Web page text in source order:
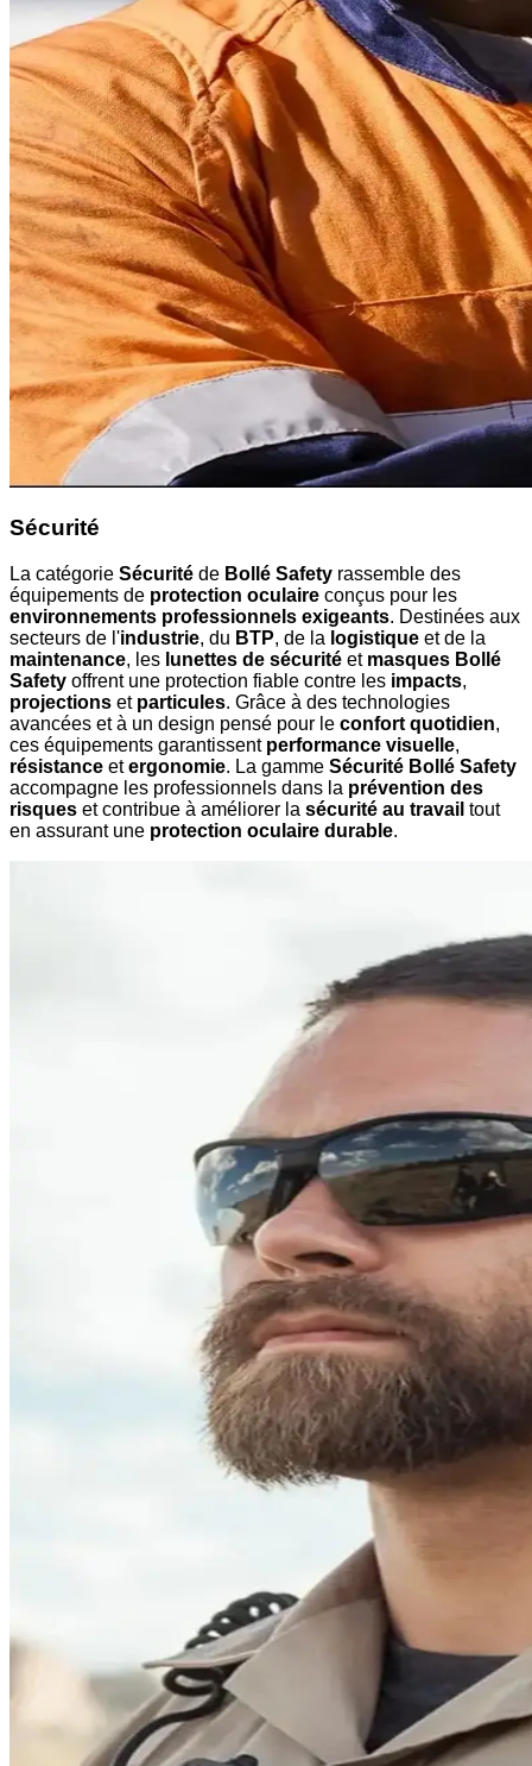
Sécurité
La catégorie Sécurité de Bollé Safety rassemble des
équipements de protection oculaire conçus pour les
environnements professionnels exigeants. Destinées aux
secteurs de l'industrie, du BTP, de la logistique et de la
maintenance, les lunettes de sécurité et masques Bollé
Safety offrent une protection fiable contre les impacts,
projections et particules. Grâce à des technologies
avancées et à un design pensé pour le confort quotidien,
ces équipements garantissent performance visuelle,
résistance etergonomie. La gamme Sécurité Bollé Safety
accompagne les professionnels dans la prévention des
risques et contribue à améliorer la sécurité au travail tout
en assurant une protection oculaire durable.